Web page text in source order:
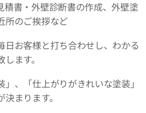
積書・外壁診断書の作成、外壁塗
所のご挨拶など
日お客様と打ち合わせし、わかる
ます。
」、「仕上がりがきれいな塗装」
まります。